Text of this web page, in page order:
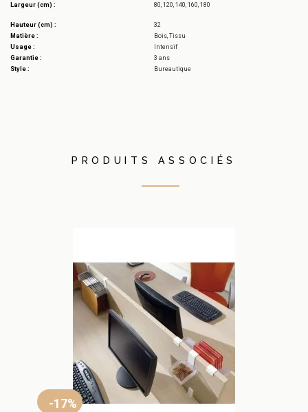
Largeur (cm) : 80, 120, 140, 160, 180
Hauteur (cm) :
32
Matière :
Bois, Tissu
Usage :
Intensif
Garantie :
3 ans
Style :
Bureautique
PRODUITS ASSOCIÉS
-17%